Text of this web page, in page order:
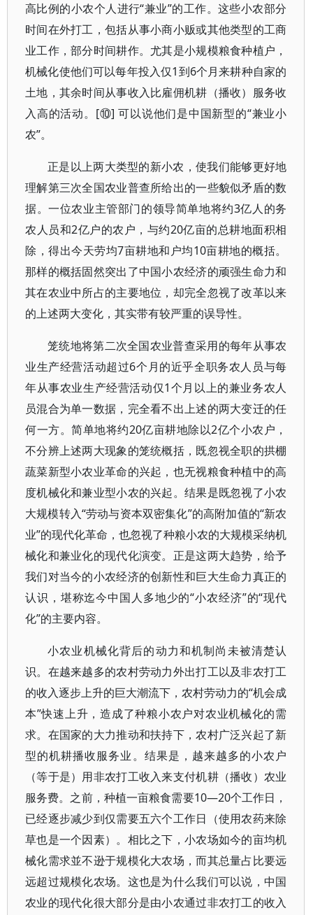
高比例的小农个人进行“兼业”的工作。这些小农部分
时间在外打工，包括从事小商小贩或其他类型的工商
业工作，部分时间耕作。尤其是小规模粮食种植户，
机械化使他们可以每年投入仅1到6个月来耕种自家的
土地，其余时间从事收入比雇佣机耕（播收）服务收
入高的活动。[⑩] 可以说他们是中国新型的“兼业小
农”。
正是以上两大类型的新小农，使我们能够更好地
理解第三次全国农业普查所给出的一些貌似矛盾的数
据。一位农业主管部门的领导简单地将约3亿人的务
农人员和2亿户的农户，与约20亿亩的总耕地面积相
除，得出今天劳均7亩耕地和户均10亩耕地的概括。
那样的概括固然突出了中国小农经济的顽强生命力和
其在农业中所占的主要地位，却完全忽视了改革以来
的上述两大变化，其实带有较严重的误导性。
笼统地将第二次全国农业普查采用的每年从事农
业生产经营活动超过6个月的近乎全职务农人员与每
年从事农业生产经营活动仅1个月以上的兼业务农人
员混合为单一数据，完全看不出上述的两大变迁的任
何一方。简单地将约20亿亩耕地除以2亿个小农户，
不分辨上述两大现象的笼统概括，既忽视全职的拱棚
蔬菜新型小农业革命的兴起，也无视粮食种植中的高
度机械化和兼业型小农的兴起。结果是既忽视了小农
大规模转入“劳动与资本双密集化”的高附加值的“新农
业”的现代化革命，也忽视了种粮小农的大规模采纳机
械化和兼业化的现代化演变。正是这两大趋势，给予
我们对当今的小农经济的创新性和巨大生命力真正的
认识，堪称迄今中国人多地少的“小农经济”的“现代
化”的主要内容。
小农业机械化背后的动力和机制尚未被清楚认
识。在越来越多的农村劳动力外出打工以及非农打工
的收入逐步上升的巨大潮流下，农村劳动力的“机会成
本”快速上升，造成了种粮小农户对农业机械化的需
求。在国家的大力推动和扶持下，农村广泛兴起了新
型的机耕播收服务业。结果是，越来越多的小农户
（等于是）用非农打工收入来支付机耕（播收）农业
服务费。之前，种植一亩粮食需要10—20个工作日，
已经逐步减少到仅需要五六个工作日（使用农药来除
草也是一个因素）。相比之下，小农场如今的亩均机
械化需求並不逊于规模化大农场，而其总量占比要远
远超过规模化农场。这也是为什么我们可以说，中国
农业的现代化很大部分是由小农通过非农打工的收入